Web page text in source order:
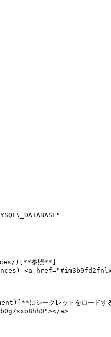
)[**参照**]
<a
にシークレットをロードす
a>